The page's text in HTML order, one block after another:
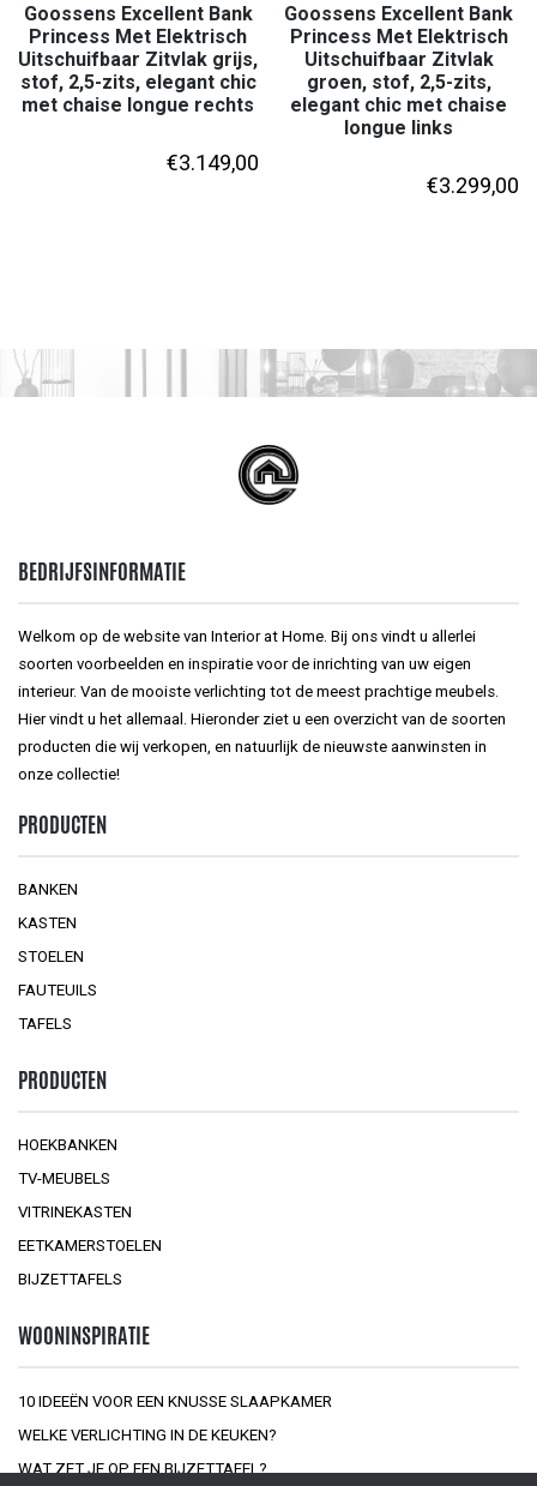
Goossens Excellent Bank
Princess Met Elektrisch
Uitschuifbaar Zitvlak grijs,
stof, 2,5-zits, elegant chic
met chaise longue rechts
€3.149,00
Goossens Excellent Bank
Princess Met Elektrisch
Uitschuifbaar Zitvlak
groen, stof, 2,5-zits,
elegant chic met chaise
longue links
€3.299,00
BEDRIJFSINFORMATIE
Welkom op de website van Interior at Home. Bij ons vindt u allerlei
soorten voorbeelden en inspiratie voor de inrichting van uw eigen
interieur. Van de mooiste verlichting tot de meest prachtige meubels.
Hier vindt u het allemaal. Hieronder ziet u een overzicht van de soorten
producten die wij verkopen, en natuurlijk de nieuwste aanwinsten in
onze collectie!
PRODUCTEN
BANKEN
KASTEN
STOELEN
FAUTEUILS
TAFELS
PRODUCTEN
HOEKBANKEN
TV-MEUBELS
VITRINEKASTEN
EETKAMERSTOELEN
BIJZETTAFELS
WOONINSPIRATIE
10 IDEEËN VOOR EEN KNUSSE SLAAPKAMER
WELKE VERLICHTING IN DE KEUKEN?
WAT ZET JE OP EEN BIJZETTAFEL?